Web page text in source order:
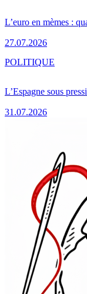
L’euro en mèmes :
27.07.2026
L’Espagne sous
31.07.2026
POLITIQUE